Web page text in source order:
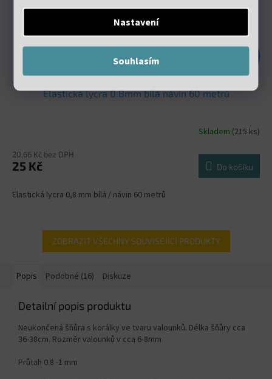
Nastavení
Souhlasím
Elastická lycra 0.8mm bílá návin 60 metrů
Skladem (215 ks)
20,66 Kč bez DPH
25 Kč Do košíku
Elastická lycra 0,8 mm bílá / návin 60 metrů
ZOBRAZIT VŠECHNY SOUVISEJÍCÍ PRODUKTY
Popis Podobné (16) Diskuze
Detailní popis produktu
Neukončená šňůra s korálky ve tvaru valounků. Délka šňůry cca
36-38cm. Rozměr valounků v cca 6-8mm
Průtah 0.8 -1 mm